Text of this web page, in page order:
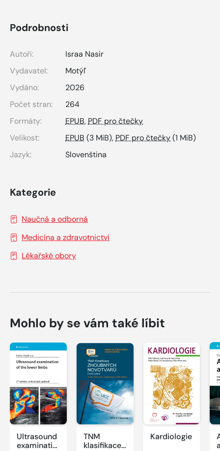
Podrobnosti
Autoři:
Israa Nasir
Vydavatel:
Motýľ
Vydáno:
2026
Počet stran:
264
Formáty:
EPUB, PDF pro čtečky
Velikost:
EPUB (3 MiB), PDF pro čtečky(1 MiB)
Jazyk:
Slovenština
Kategorie
Naučná a odborná
Medicína a zdravotnictví
Lékařské obory
Mohlo by se vám také líbit
Ultrasound
examination
TNM
klasifikace
Kardiologie